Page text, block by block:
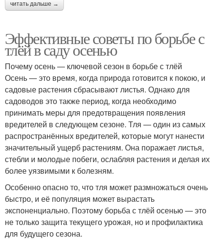
читать дальше →
Эффективные советы по борьбе с
тлёй в саду осенью
Почему осень — ключевой сезон в борьбе с тлёй
Осень — это время, когда природа готовится к покою, и
садовые растения сбрасывают листья. Однако для
садоводов это также период, когда необходимо
принимать меры для предотвращения появления
вредителей в следующем сезоне. Тля — один из самых
распространённых вредителей, которые могут нанести
значительный ущерб растениям. Она поражает листья,
стебли и молодые побеги, ослабляя растения и делая их
более уязвимыми к болезням.
Особенно опасно то, что тля может размножаться очень
быстро, и её популяция может вырастать
экспоненциально. Поэтому борьба с тлёй осенью — это
не только защита текущего урожая, но и профилактика
для будущего сезона.